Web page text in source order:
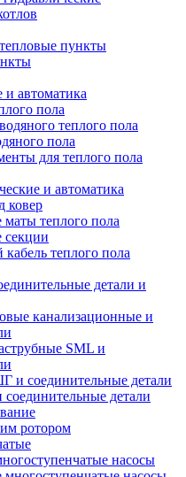
пункты
автоматика
пола
теплого пола
пола
для теплого пола
и автоматика
ковер
маты теплого пола
секции
теплого пола
детали и
канализационные и
SML и
и соединительные детали
детали
ротором
насосы